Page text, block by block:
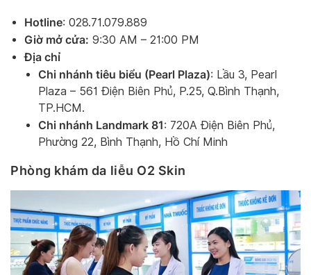
Hotline: 028.71.079.889
Giờ mở cửa: 9:30 AM – 21:00 PM
Địa chỉ
Chi nhánh tiêu biểu (Pearl Plaza): Lầu 3, Pearl
Plaza – 561 Điện Biên Phủ, P.25, Q.Bình Thạnh,
TP.HCM.
Chi nhánh Landmark 81: 720A Điện Biên Phủ,
Phường 22, Bình Thạnh, Hồ Chí Minh
Phòng khám da liễu O2 Skin